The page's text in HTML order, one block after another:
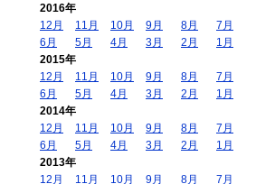
2016年
12月
11月 10月 9月 8月
7月
6月
5月 4月 3月 2月
1月
2015年
12月
11月 10月 9月 8月
7月
6月
5月 4月 3月 2月
1月
2014年
12月
11月 10月 9月 8月
7月
6月
5月 4月 3月 2月
1月
2013年
12月
11月 10月 9月 8月 7月